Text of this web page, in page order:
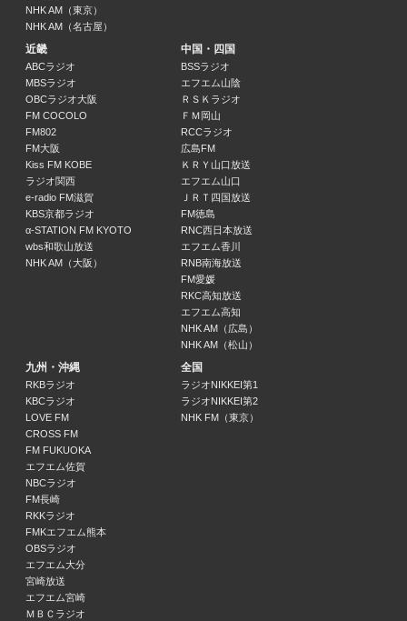
17:00 ～ 17:30
武村まみのひとりじゃないから
武村まみ
17:30 ～ 17:45
中嶋孝典の樹脂道～The Life Is Plastic～
中嶋孝典 / 岡野多香子
17:45 ～ 17:50
ラジオ関西交通情報・ニュース
17:50 ～ 18:00
タブレット純 音楽の黄金時代
わきたかし
18:55 ～ 19:00
はっしん！！夢を掴マネーとfeat.TT
しんちゃん / (株)はつだ / 高山トモヒロ
19:00 ～ 19:30
ユア・リクエスト YOUR REQUESTS
19:30 ～ 20:00
神戸セーラーボーイズのボクラカラジオ
神戸セーラーボーイズ / タケモトコウジ
20:00 ～ 20:30
NHK AM（東京）
NHK AM（名古屋）
近畿
ABCラジオ
MBSラジオ
OBCラジオ大阪
FM COCOLO
FM802
FM大阪
Kiss FM KOBE
ラジオ関西
e-radio FM滋賀
KBS京都ラジオ
α-STATION FM KYOTO
wbs和歌山放送
NHK AM（大阪）
中国・四国
BSSラジオ
エフエム山陰
ＲＳＫラジオ
ＦＭ岡山
RCCラジオ
広島FM
ＫＲＹ山口放送
エフエム山口
ＪＲＴ四国放送
FM徳島
RNC西日本放送
エフエム香川
RNB南海放送
FM愛媛
RKC高知放送
エフエム高知
NHK AM（広島）
NHK AM（松山）
九州・沖縄
RKBラジオ
KBCラジオ
LOVE FM
CROSS FM
FM FUKUOKA
エフエム佐賀
NBCラジオ
FM長崎
RKKラジオ
FMKエフエム熊本
OBSラジオ
エフエム大分
宮崎放送
エフエム宮崎
ＭＢＣラジオ
全国
ラジオNIKKEI第1
ラジオNIKKEI第2
NHK FM（東京）